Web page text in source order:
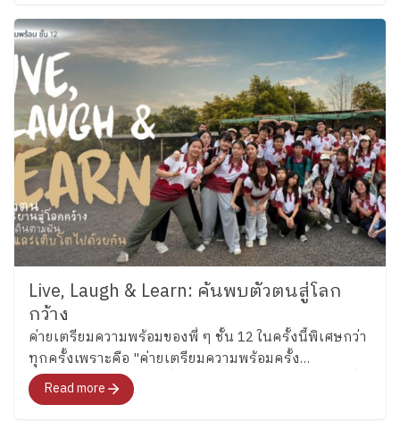
เรือนงาม นักเรียนชั้น 6 โรงเรียนเพลินพัฒนา
Live, Laugh & Learn: ค้นพบตัวตนสู่โลก
กว้าง
ค่ายเตรียมความพร้อมของพี่ ๆ ชั้น 12 ในครั้งนี้พิเศษกว่า
ทุกครั้งเพราะคือ "ค่ายเตรียมความพร้อมครั้ง
สุดท้าย"สำหรับอนาคตที่พวกเขากำลังจะก้าวไปเผชิญที่
จะพาทุกคนไปสำรวจอารมณ์ ความรู้สึก และค้นหาคำ
Read more